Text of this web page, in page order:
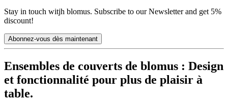
Stay in touch witjh blomus. Subscribe to our Newsletter and get 5%
discount!
Abonnez-vous dès maintenant
Ensembles de couverts de blomus : Design
et fonctionnalité pour plus de plaisir à
table.